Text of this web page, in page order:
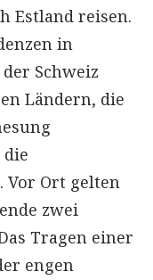
Estland reisen.
in
Schweiz
Ländern, die
Vor Ort gelten
zwei
Tragen einer
engen